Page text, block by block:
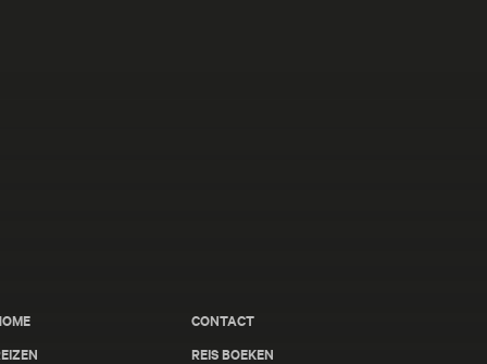
CONTACT
REIS BOEKEN